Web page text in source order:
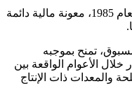
وتُقدم الولايات المتحدة الأمريكية، منذ العام 1985، معونة مالية دائمة
غير مسبوق، تمنح بموجبه
38 مليار دولار خلال الأعوام الواقعة بين
والمعدات ذات الإنتاج